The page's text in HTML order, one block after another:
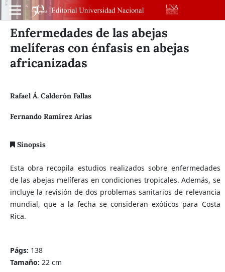
Enfermedades de las abejas
melíferas con énfasis en abejas
africanizadas
Rafael Á. Calderón Fallas
Fernando Ramírez Arias
Sinopsis
Esta obra recopila estudios realizados sobre enfermedades
de las abejas melíferas en condiciones tropicales. Además, se
incluye la revisión de dos problemas sanitarios de relevancia
mundial, que a la fecha se consideran exóticos para Costa
Rica.
Págs: 138
Tamaño: 22 cm